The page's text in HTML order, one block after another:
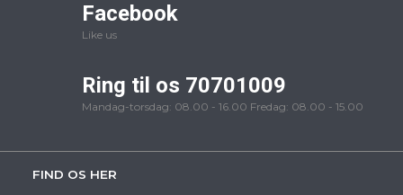
Facebook
Like us
Ring til os 70701009
Mandag-torsdag: 08.00 - 16.00 Fredag: 08.00 - 15.00
FIND OS HER